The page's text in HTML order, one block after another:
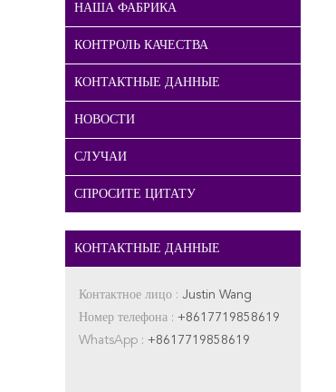
НАША ФАБРИКА
КОНТРОЛЬ КАЧЕСТВА
КОНТАКТНЫЕ ДАННЫЕ
НОВОСТИ
СЛУЧАИ
СПРОСИТЕ ЦИТАТУ
КОНТАКТНЫЕ ДАННЫЕ
Контактное лицо : Justin Wang
Номер телефона : +8617719858619
WhatsApp : +8617719858619